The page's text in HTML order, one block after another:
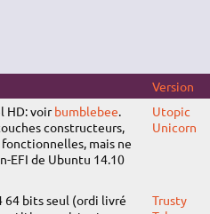
Version
HD: voirbumblebee.
constructeurs,
mais ne
EFI de Ubuntu 14.10
Utopic
Unicorn
64 bits seul (ordi livré
Trusty